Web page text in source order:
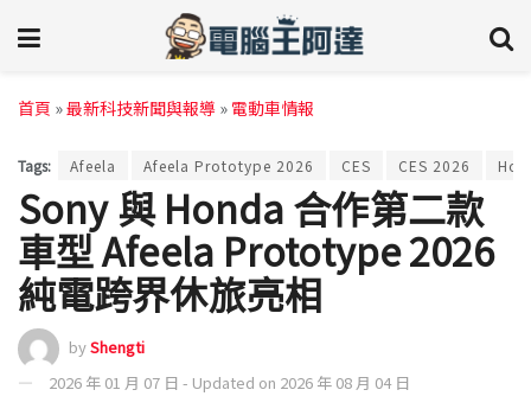
首頁 »最新科技新聞與報導 » 電動車情報
Tags: Afeela Afeela Prototype 2026 CES CES 2026
Sony 與 Honda 合作第二款
車型 Afeela Prototype 2026
純電跨界休旅亮相
byShengti
2026 年 01 月 07 日 - Updated on 2026 年 08 月 04 日